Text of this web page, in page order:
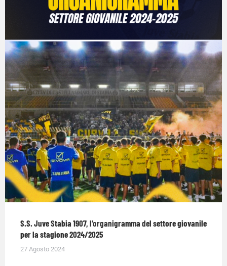
S.S. Juve Stabia 1907, l’organigramma del settore giovanile
per la stagione 2024/2025
27 Agosto 2024